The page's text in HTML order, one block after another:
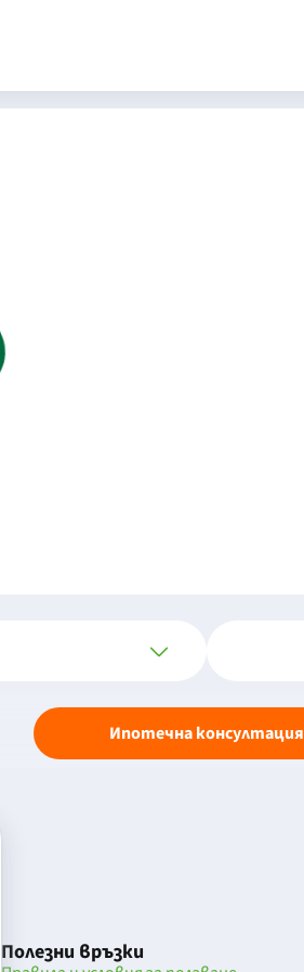
Ипотечна консултация
Полезни връзки